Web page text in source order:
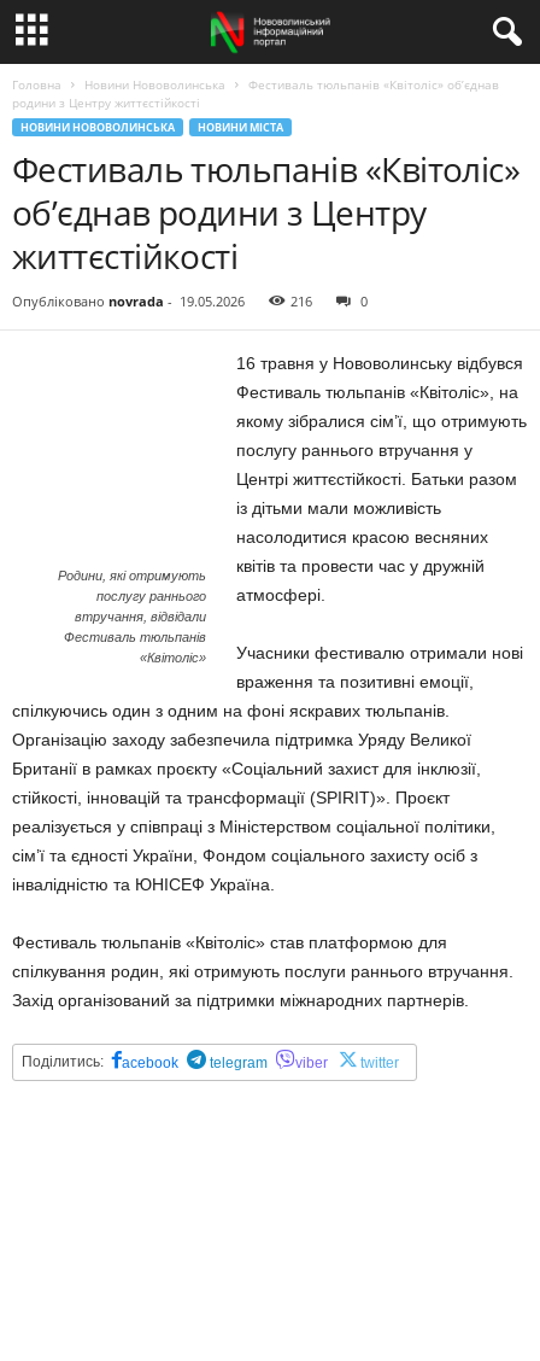
Головна Новини Нововолинська
Фестиваль тюльпанів «Квітоліс» об’єднав
родини з Центру життєстійкості
НОВИНИ НОВОВОЛИНСЬКА НОВИНИ МІСТА
Фестиваль тюльпанів «Квітоліс»
об’єднав родини з Центру
життєстійкості
Опубліковано novrada - 19.05.2026 216 0
Родини, які отримують
послугу раннього
втручання, відвідали
Фестиваль тюльпанів
«Квітоліс»
16 травня у Нововолинську відбувся
Фестиваль тюльпанів «Квітоліс», на
якому зібралися сім’ї, що отримують
послугу раннього втручання у
Центрі життєстійкості. Батьки разом
із дітьми мали можливість
насолодитися красою весняних
квітів та провести час у дружній
атмосфері.
Учасники фестивалю отримали нові
враження та позитивні емоції,
спілкуючись один з одним на фоні яскравих тюльпанів.
Організацію заходу забезпечила підтримка Уряду Великої
Британії в рамках проєкту «Соціальний захист для інклюзії,
стійкості, інновацій та трансформації (SPIRIT)». Проєкт
реалізується у співпраці з Міністерством соціальної політики,
сім’ї та єдності України, Фондом соціального захисту осіб з
інвалідністю та ЮНІСЕФ Україна.
Фестиваль тюльпанів «Квітоліс» став платформою для
спілкування родин, які отримують послуги раннього втручання.
Захід організований за підтримки міжнародних партнерів.
Поділитись: acebook telegram viber twitter